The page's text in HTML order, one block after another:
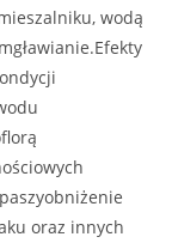
wodą
oraz innych